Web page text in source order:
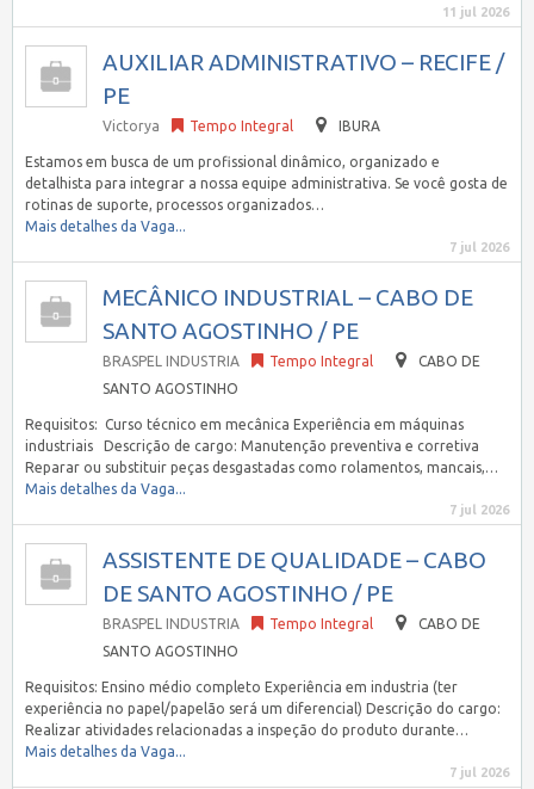
11 jul 2026
AUXILIAR ADMINISTRATIVO – RECIFE /
PE
Victorya Tempo Integral IBURA
Estamos em busca de um profissional dinâmico, organizado e
detalhista para integrar a nossa equipe administrativa. Se você gosta de
rotinas de suporte, processos organizados…
Mais detalhes da Vaga...
7 jul 2026
MECÂNICO INDUSTRIAL – CABO DE
SANTO AGOSTINHO / PE
BRASPEL INDUSTRIA Tempo Integral
CABO DE
SANTO AGOSTINHO
Requisitos: Curso técnico em mecânica Experiência em máquinas
industriais Descrição de cargo: Manutenção preventiva e corretiva
Reparar ou substituir peças desgastadas como rolamentos, mancais,…
Mais detalhes da Vaga...
7 jul 2026
ASSISTENTE DE QUALIDADE – CABO
DE SANTO AGOSTINHO / PE
BRASPEL INDUSTRIA Tempo Integral
CABO DE
SANTO AGOSTINHO
Requisitos: Ensino médio completo Experiência em industria (ter
experiência no papel/papelão será um diferencial) Descrição do cargo:
Realizar atividades relacionadas a inspeção do produto durante…
Mais detalhes da Vaga...
7 jul 2026